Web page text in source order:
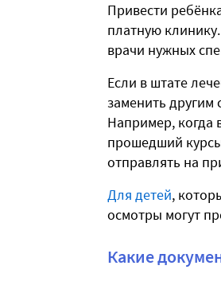
Привести
платную
врачи нужных
Если в штате
заменить
Например, когда
прошедший
отправлять на
Для детей,
осмотры могут
Какие